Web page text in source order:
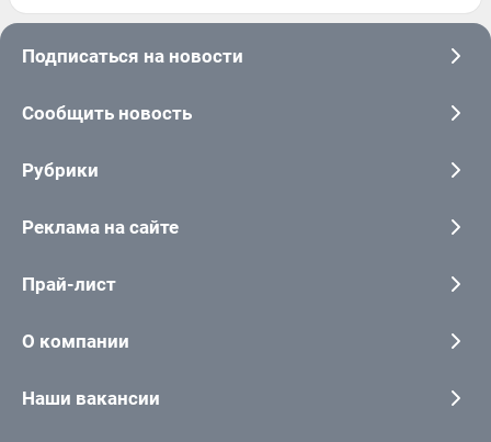
Подписаться на новости
Сообщить новость
Рубрики
Реклама на сайте
Прай-лист
О компании
Наши вакансии